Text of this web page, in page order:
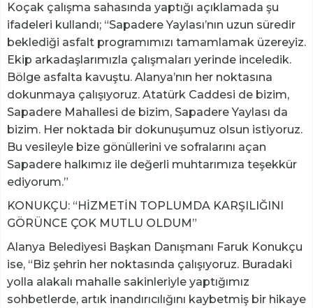
Koçak çalışma sahasında yaptığı açıklamada şu
ifadeleri kullandı; “Sapadere Yaylası’nın uzun süredir
beklediği asfalt programımızı tamamlamak üzereyiz.
Ekip arkadaşlarımızla çalışmaları yerinde inceledik.
Bölge asfalta kavuştu. Alanya’nın her noktasına
dokunmaya çalışıyoruz. Atatürk Caddesi de bizim,
Sapadere Mahallesi de bizim, Sapadere Yaylası da
bizim. Her noktada bir dokunuşumuz olsun istiyoruz.
Bu vesileyle bize gönüllerini ve sofralarını açan
Sapadere halkımız ile değerli muhtarımıza teşekkür
ediyorum.”
KONUKÇU: “HİZMETİN TOPLUMDA KARŞILIĞINI
GÖRÜNCE ÇOK MUTLU OLDUM”
Alanya Belediyesi Başkan Danışmanı Faruk Konukçu
ise, “Biz şehrin her noktasında çalışıyoruz. Buradaki
yolla alakalı mahalle sakinleriyle yaptığımız
sohbetlerde, artık inandırıcılığını kaybetmiş bir hikaye